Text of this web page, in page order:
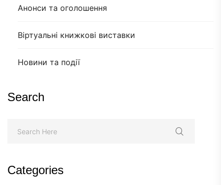
Анонси та оголошення
Віртуальні книжкові виставки
Новини та події
Search
Categories